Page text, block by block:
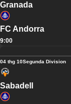
Granada
FC Andorra
9:00
04 thg 10Segunda Division
Sabadell